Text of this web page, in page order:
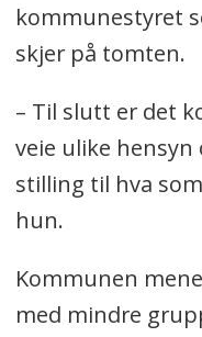
kommunestyret
skjer på tomten.
– Til slutt er det
veie ulike
stilling til hva
hun.
Kommunen
med mindre